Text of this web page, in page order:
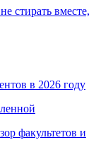
стирать вместе,
в 2026 году
факультетов и